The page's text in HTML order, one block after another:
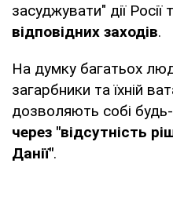
засуджувати" дії Росії
відповідних заходів.
На думку багатьох
загарбники та їхній
дозволяють собі
через "відсутність
Данії".